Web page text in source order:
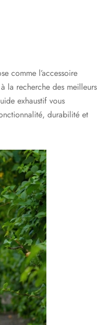
comme l’accessoire
la recherche des meilleurs
exhaustif vous
durabilité et